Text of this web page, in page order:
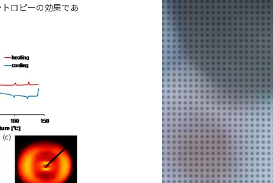
ロピーの効果であ